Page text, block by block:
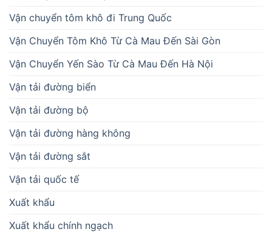
Vận chuyển tôm khô đi Trung Quốc
Vận Chuyển Tôm Khô Từ Cà Mau Đến Sài Gòn
Vận Chuyển Yến Sào Từ Cà Mau Đến Hà Nội
Vận tải đường biển
Vận tải đường bộ
Vận tải đường hàng không
Vận tải đường sắt
Vận tải quốc tế
Xuất khẩu
Xuất khẩu chính ngạch